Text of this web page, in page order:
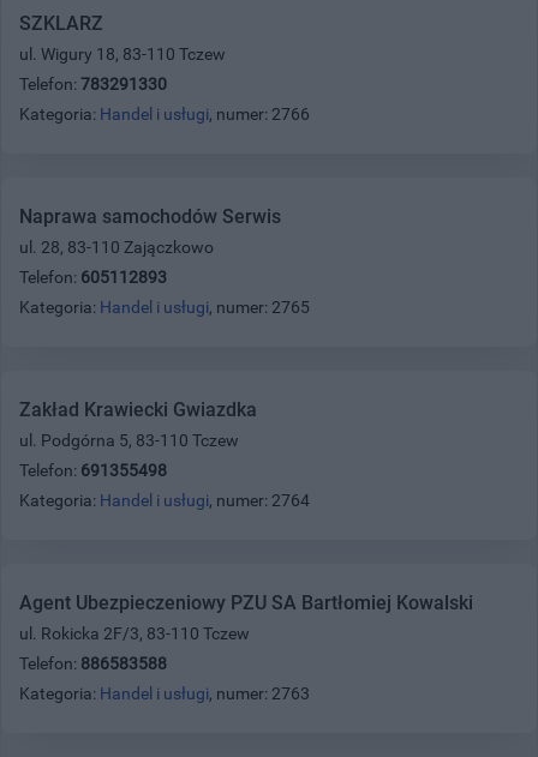
SZKLARZ
ul. Wigury 18, 83-110 Tczew
Telefon: 783291330
Kategoria: Handel i usługi, numer: 2766
Naprawa samochodów Serwis
ul. 28, 83-110 Zajączkowo
Telefon: 605112893
Kategoria: Handel i usługi, numer: 2765
Zakład Krawiecki Gwiazdka
ul. Podgórna 5, 83-110 Tczew
Telefon: 691355498
Kategoria: Handel i usługi, numer: 2764
Agent Ubezpieczeniowy PZU SA Bartłomiej Kowalski
ul. Rokicka 2F/3, 83-110 Tczew
Telefon: 886583588
Kategoria: Handel i usługi, numer: 2763